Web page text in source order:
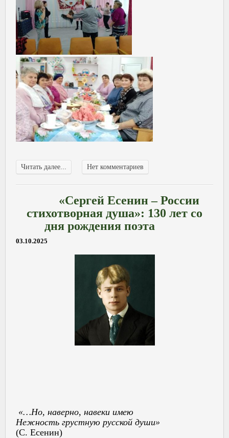
Читать далее... Нет комментариев
«Сергей Есенин – России
стихотворная душа»: 130 лет со
дня рождения поэта
03.10.2025
«…Но, наверно, навеки имею
Нежность грустную русской души»
(С. Есенин)